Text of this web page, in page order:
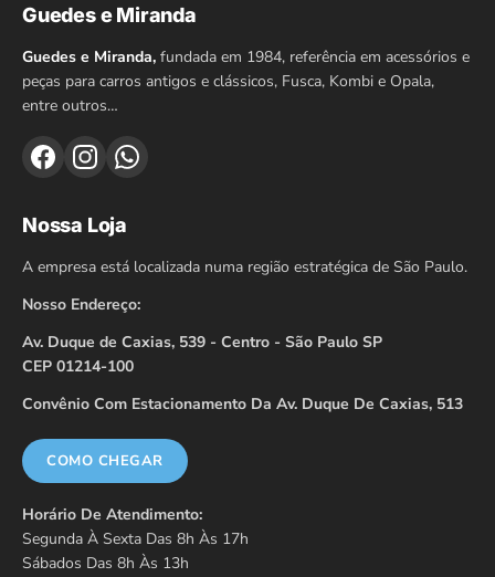
Guedes e Miranda
Guedes e Miranda, fundada em 1984, referência em acessórios e
peças para carros antigos e clássicos, Fusca, Kombi e Opala,
entre outros…
Nossa Loja
A empresa está localizada numa região estratégica de São Paulo.
Nosso Endereço:
Av. Duque de Caxias, 539 - Centro - São Paulo SP
CEP 01214-100
Convênio Com Estacionamento Da Av. Duque De Caxias, 513
COMO CHEGAR
Horário De Atendimento:
Segunda À Sexta Das 8h Às 17h
Sábados Das 8h Às 13h